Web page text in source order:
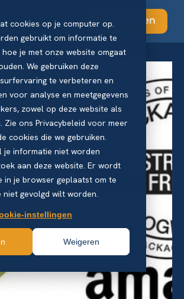
cookies op je computer op.
gebruikt om informatie te
je met onze website omgaat
We gebruiken deze
te verbeteren en
voor analyse en meetgegevens
zowel op deze website als
Zie ons Privacybeleid voor meer
cookies die we gebruiken.
je informatie niet worden
aan deze website. Er wordt
in je browser geplaatst om te
gevolgd wilt worden.
instellingen
Weigeren
Abonneren